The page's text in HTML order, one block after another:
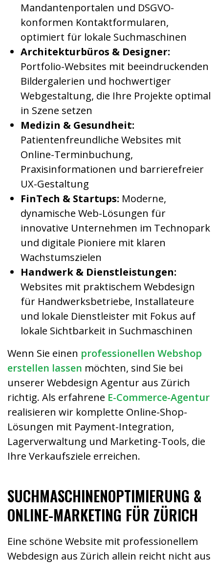
Mandantenportalen und DSGVO-
konformen Kontaktformularen,
optimiert für lokale Suchmaschinen
Architekturbüros & Designer:
Portfolio-Websites mit beeindruckenden
Bildergalerien und hochwertiger
Webgestaltung, die Ihre Projekte optimal
in Szene setzen
Medizin & Gesundheit:
Patientenfreundliche Websites mit
Online-Terminbuchung,
Praxisinformationen und barrierefreier
UX-Gestaltung
FinTech & Startups: Moderne,
dynamische Web-Lösungen für
innovative Unternehmen im Technopark
und digitale Pioniere mit klaren
Wachstumszielen
Handwerk & Dienstleistungen:
Websites mit praktischem Webdesign
für Handwerksbetriebe, Installateure
und lokale Dienstleister mit Fokus auf
lokale Sichtbarkeit in Suchmaschinen
Wenn Sie einen professionellen Webshop
erstellen lassen möchten, sind Sie bei
unserer Webdesign Agentur aus Zürich
richtig. Als erfahrene E-Commerce-Agentur
realisieren wir komplette Online-Shop-
Lösungen mit Payment-Integration,
Lagerverwaltung und Marketing-Tools, die
Ihre Verkaufsziele erreichen.
SUCHMASCHINENOPTIMIERUNG &
ONLINE-MARKETING FÜR ZÜRICH
Eine schöne Website mit professionellem
Webdesign aus Zürich allein reicht nicht aus